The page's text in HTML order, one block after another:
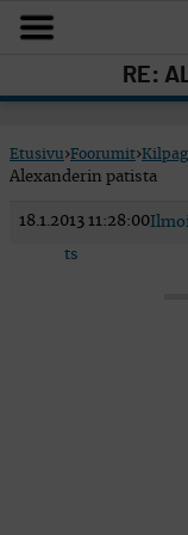
RE:
Etusivu›Foorumit›
Alexanderin patista
18.1.2013 11:28:00
ts